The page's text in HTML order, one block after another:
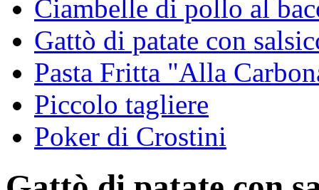
Ciambelle di pollo al
Gattò di patate con
Pasta Fritta "Alla
Piccolo tagliere
Poker di Crostini